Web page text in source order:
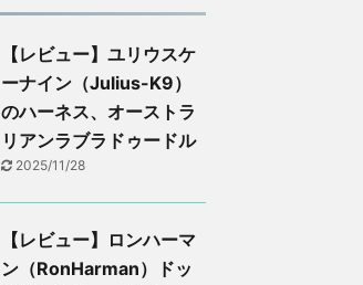
【レビュー】ユリウスケ
ーナイン（Julius-K9）
のハーネス、オーストラ
リアンラブラドゥードル
2025/11/28
【レビュー】ロンハーマ
ン（RonHarman）ドッ